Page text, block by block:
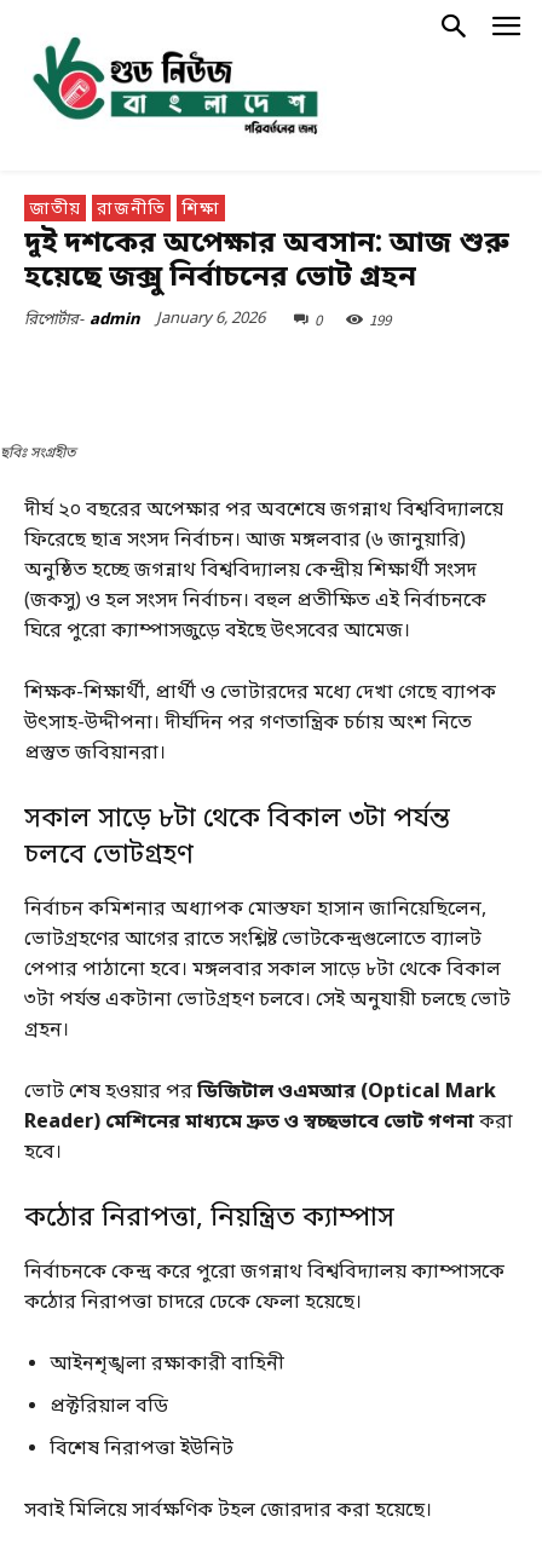
জাতীয় রাজনীতি শিক্ষা
দুই দশকের অপেক্ষার অবসান: আজ শুরু
হয়েছে জক্সু নির্বাচনের ভোট গ্রহন
রিপোর্টার- admin January 6, 2026 0 199
ছবিঃ সংগ্রহীত
দীর্ঘ ২০ বছরের অপেক্ষার পর অবশেষে জগন্নাথ বিশ্ববিদ্যালয়ে
ফিরেছে ছাত্র সংসদ নির্বাচন। আজ মঙ্গলবার (৬ জানুয়ারি)
অনুষ্ঠিত হচ্ছে জগন্নাথ বিশ্ববিদ্যালয় কেন্দ্রীয় শিক্ষার্থী সংসদ
(জকসু) ও হল সংসদ নির্বাচন। বহুল প্রতীক্ষিত এই নির্বাচনকে
ঘিরে পুরো ক্যাম্পাসজুড়ে বইছে উৎসবের আমেজ।
শিক্ষক-শিক্ষার্থী, প্রার্থী ও ভোটারদের মধ্যে দেখা গেছে ব্যাপক
উৎসাহ-উদ্দীপনা। দীর্ঘদিন পর গণতান্ত্রিক চর্চায় অংশ নিতে
প্রস্তুত জবিয়ানরা।
সকাল সাড়ে ৮টা থেকে বিকাল ৩টা পর্যন্ত
চলবে ভোটগ্রহণ
নির্বাচন কমিশনার অধ্যাপক মোস্তফা হাসান জানিয়েছিলেন,
ভোটগ্রহণের আগের রাতে সংশ্লিষ্ট ভোটকেন্দ্রগুলোতে ব্যালট
পেপার পাঠানো হবে। মঙ্গলবার সকাল সাড়ে ৮টা থেকে বিকাল
৩টা পর্যন্ত একটানা ভোটগ্রহণ চলবে। সেই অনুযায়ী চলছে ভোট
গ্রহন।
ভোট শেষ হওয়ার পরডিজিটাল ওএমআর (Optical Mark
Reader) মেশিনের মাধ্যমে দ্রুত ও স্বচ্ছভাবে ভোট গণনাকরা
হবে।
কঠোর নিরাপত্তা, নিয়ন্ত্রিত ক্যাম্পাস
নির্বাচনকে কেন্দ্র করে পুরো জগন্নাথ বিশ্ববিদ্যালয় ক্যাম্পাসকে
কঠোর নিরাপত্তা চাদরে ঢেকে ফেলা হয়েছে।
আইনশৃঙ্খলা রক্ষাকারী বাহিনী
প্রক্টরিয়াল বডি
বিশেষ নিরাপত্তা ইউনিট
সবাই মিলিয়ে সার্বক্ষণিক টহল জোরদার করা হয়েছে।